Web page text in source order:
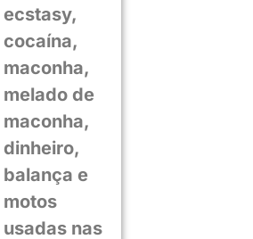
ecstasy,
cocaína,
maconha,
melado de
maconha,
dinheiro,
balança e
motos
usadas nas